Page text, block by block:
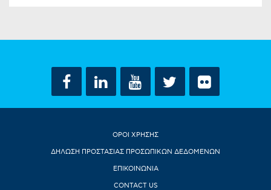
ΟΡΟΙ ΧΡΗΣΗΣ
ΔΗΛΩΣΗ ΠΡΟΣΤΑΣΙΑΣ ΠΡΟΣΩΠΙΚΩΝ ΔΕΔΟΜΕΝΩΝ
ΕΠΙΚΟΙΝΩΝΙΑ
CONTACT US